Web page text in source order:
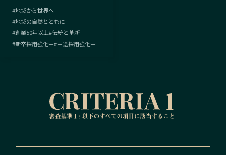
#地域から世界へ
#地域の自然とともに
#創業50年以上#伝統と革新
#新卒採用強化中#中途採用強化中